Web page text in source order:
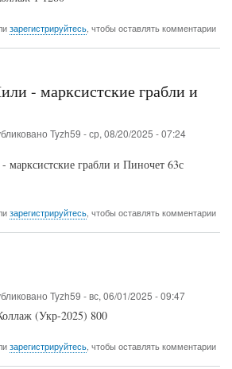
зарегистрируйтесь, чтобы оставлять комментарии
- марксистские грабли и
Tyzh59 -ср, 08/20/2025 - 07:24
зарегистрируйтесь, чтобы оставлять комментарии
Tyzh59 -вс, 06/01/2025 - 09:47
зарегистрируйтесь, чтобы оставлять комментарии